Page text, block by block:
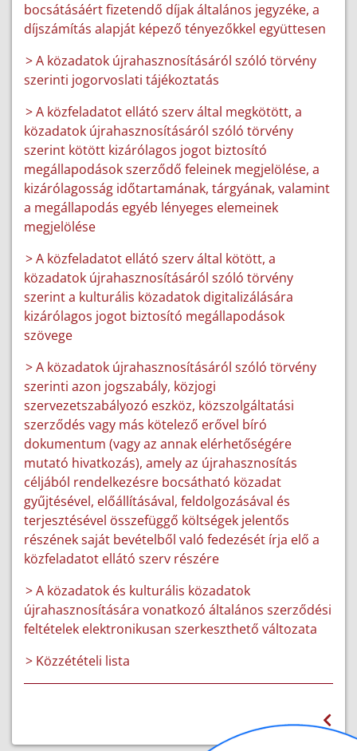
bocsátásáért fizetendő díjak általános jegyzéke, a
díjszámítás alapját képező tényezőkkel együttesen
> A közadatok újrahasznosításáról szóló törvény
szerinti jogorvoslati tájékoztatás
> A közfeladatot ellátó szerv által megkötött, a
közadatok újrahasznosításáról szóló törvény
szerint kötött kizárólagos jogot biztosító
megállapodások szerződő feleinek megjelölése, a
kizárólagosság időtartamának, tárgyának, valamint
a megállapodás egyéb lényeges elemeinek
megjelölése
> A közfeladatot ellátó szerv által kötött, a
közadatok újrahasznosításáról szóló törvény
szerint a kulturális közadatok digitalizálására
kizárólagos jogot biztosító megállapodások
szövege
> A közadatok újrahasznosításáról szóló törvény
szerinti azon jogszabály, közjogi
szervezetszabályozó eszköz, közszolgáltatási
szerződés vagy más kötelező erővel bíró
dokumentum (vagy az annak elérhetőségére
mutató hivatkozás), amely az újrahasznosítás
céljából rendelkezésre bocsátható közadat
gyűjtésével, előállításával, feldolgozásával és
terjesztésével összefüggő költségek jelentős
részének saját bevételből való fedezését írja elő a
közfeladatot ellátó szerv részére
> A közadatok és kulturális közadatok
újrahasznosítására vonatkozó általános szerződési
feltételek elektronikusan szerkeszthető változata
> Közzétételi lista